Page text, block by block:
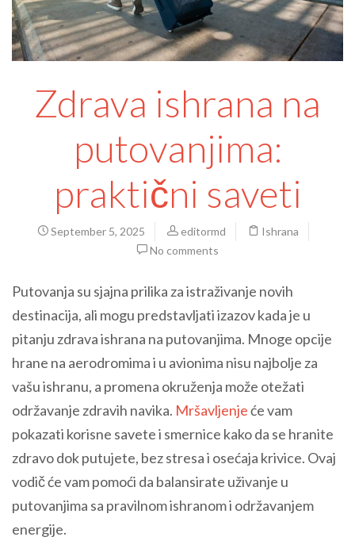
Zdrava ishrana na
putovanjima:
praktični saveti
September 5, 2025 editormd
Ishrana
No comments
Putovanja su sjajna prilika za istraživanje novih
destinacija, ali mogu predstavljati izazov kada je u
pitanju zdrava ishrana na putovanjima. Mnoge opcije
hrane na aerodromima i u avionima nisu najbolje za
vašu ishranu, a promena okruženja može otežati
održavanje zdravih navika. Mršavljenjeće vam
pokazati korisne savete i smernice kako da se hranite
zdravo dok putujete, bez stresa i osećaja krivice. Ovaj
vodič će vam pomoći da balansirate uživanje u
putovanjima sa pravilnom ishranom i održavanjem
energije.